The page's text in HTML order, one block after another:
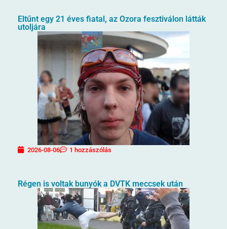
Eltűnt egy 21 éves fiatal, az Ozora fesztiválon látták
utoljára
2026-08-06 1 hozzászólás
Régen is voltak bunyók a DVTK meccsek után